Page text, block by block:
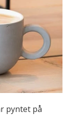
pyntet på